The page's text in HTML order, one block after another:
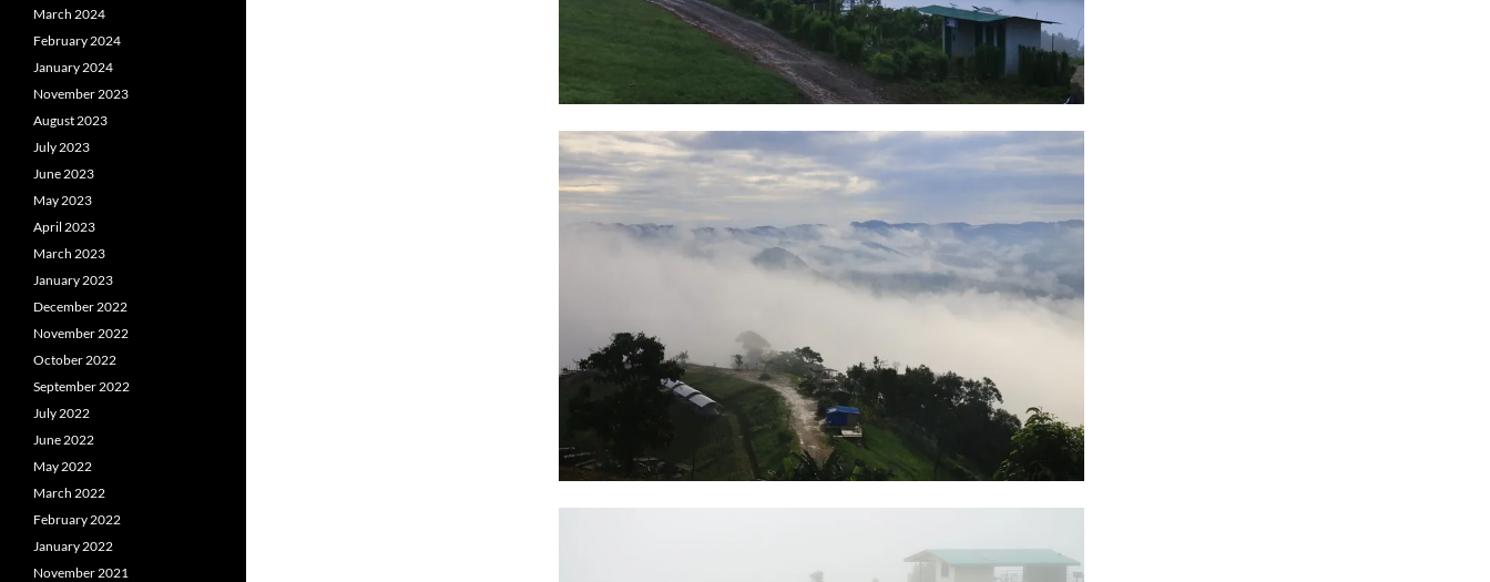
March 2024
February 2024
January 2024
November 2023
August 2023
July 2023
June 2023
May 2023
April 2023
March 2023
January 2023
December 2022
November 2022
October 2022
September 2022
July 2022
June 2022
May 2022
March 2022
February 2022
January 2022
November 2021